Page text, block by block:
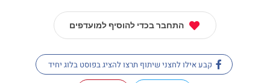
התחבר בכדי להוסיף למועדפים
קבע אילו לחצני שיתוף תרצו להציג בפוסט בלוג יחיד